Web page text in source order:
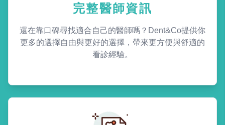
完整醫師資訊
還在靠口碑尋找適合自己的醫師嗎？Dent&Co提供你
更多的選擇自由與更好的選擇，帶來更方便與舒適的
看診經驗。